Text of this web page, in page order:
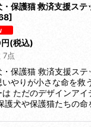
・保護猫 救済支援ス
]
円(税込)
7点
・保護猫 救済支援ステ
いやりが小さな命を救
は ただのデザインア
護犬や保護猫たちの